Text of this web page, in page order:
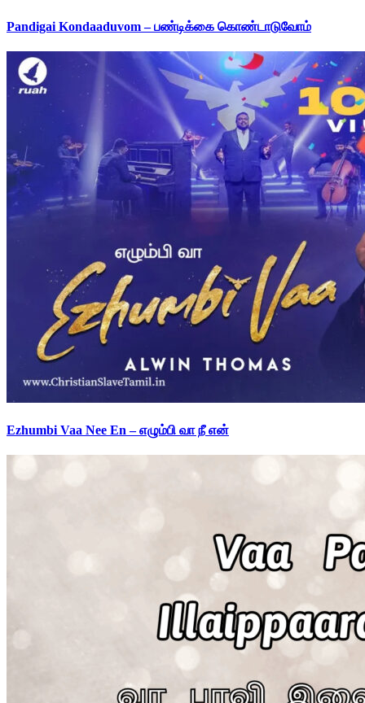
Pandigai Kondaaduvom – பண்டிக்கை கொண்டாடுவோம்
Ezhumbi Vaa Nee En – எழும்பி வா நீ என்